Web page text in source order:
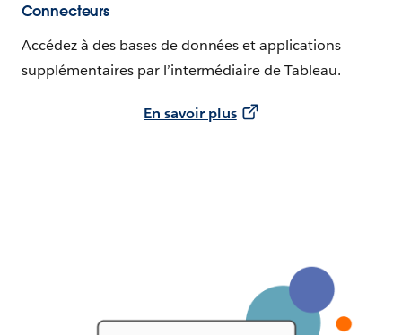
Connecteurs
Accédez à des bases de données et applications
supplémentaires par l’intermédiaire de Tableau.
En savoir plus